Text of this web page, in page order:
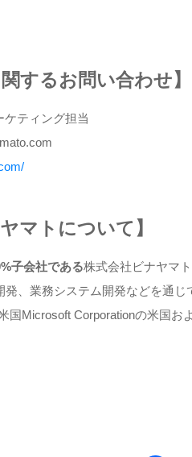
するお問い合わせ】
ティング担当
マトについて】
子会社である株式会社ビナヤマ
発、業務システム開発などを通
Microsoft Corporationの米国お